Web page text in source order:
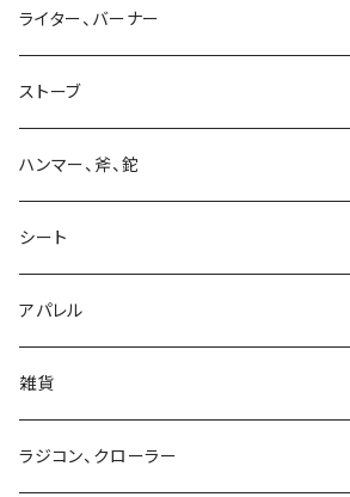
ライター、バーナー
ストーブ
ハンマー、斧、鉈
シート
アパレル
雑貨
ラジコン、クローラー